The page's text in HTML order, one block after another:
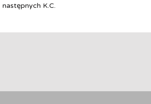
następnych K.C.